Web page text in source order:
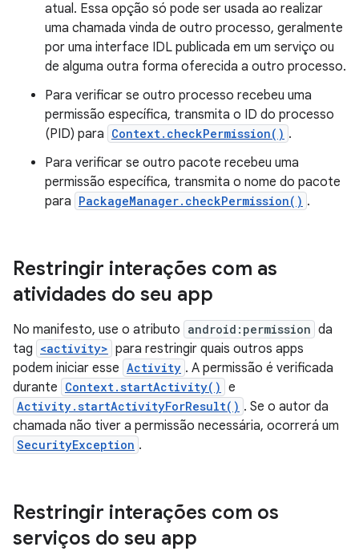
atual. Essa opção só pode ser usada ao realizar
uma chamada vinda de outro processo, geralmente
por uma interface IDL publicada em um serviço ou
de alguma outra forma oferecida a outro processo.
Para verificar se outro processo recebeu uma
permissão específica, transmita o ID do processo
(PID) para Context.checkPermission() .
Para verificar se outro pacote recebeu uma
permissão específica, transmita o nome do pacote
para PackageManager.checkPermission() .
Restringir interações com as
atividades do seu app
No manifesto, use o atributo android:permission da
tag <activity> para restringir quais outros apps
podem iniciar esse Activity . A permissão é verificada
durante Context.startActivity() e
Activity.startActivityForResult() . Se o autor da
chamada não tiver a permissão necessária, ocorrerá um
SecurityException .
Restringir interações com os
serviços do seu app